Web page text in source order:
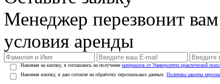
Менеджер перезвонит
условия аренды
Нажимая на кнопку, я соглашаюсь на получение материалов от Университета практической
Нажимая кнопку, я даю согласие на обработку персональных данных. Политика защиты